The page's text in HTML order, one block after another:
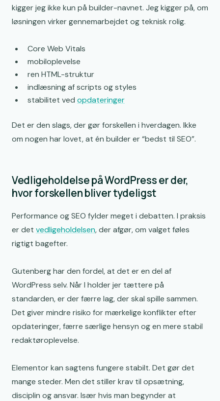
kigger jeg ikke kun på builder-navnet. Jeg kigger på, om
løsningen virker gennemarbejdet og teknisk rolig.
Core Web Vitals
mobiloplevelse
ren HTML-struktur
indlæsning af scripts og styles
stabilitet ved opdateringer
Det er den slags, der gør forskellen i hverdagen. Ikke
om nogen har lovet, at én builder er “bedst til SEO”.
Vedligeholdelse på WordPress er der,
hvor forskellen bliver tydeligst
Performance og SEO fylder meget i debatten. I praksis
er det vedligeholdelsen, der afgør, om valget føles
rigtigt bagefter.
Gutenberg har den fordel, at det er en del af
WordPress selv. Når I holder jer tættere på
standarden, er der færre lag, der skal spille sammen.
Det giver mindre risiko for mærkelige konflikter efter
opdateringer, færre særlige hensyn og en mere stabil
redaktøroplevelse.
Elementor kan sagtens fungere stabilt. Det gør det
mange steder. Men det stiller krav til opsætning,
disciplin og ansvar. Især hvis man begynder at